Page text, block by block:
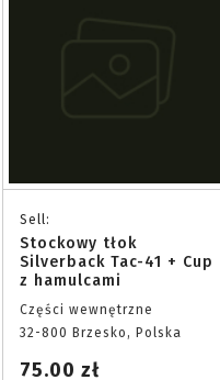
Sell:
Stockowy tłok
Silverback Tac-41 + Cup
z hamulcami
Części wewnętrzne
32-800 Brzesko, Polska
75.00 zł